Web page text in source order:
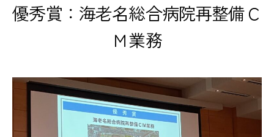
優秀賞：海老名総合病院再整備Ｃ
Ｍ業務